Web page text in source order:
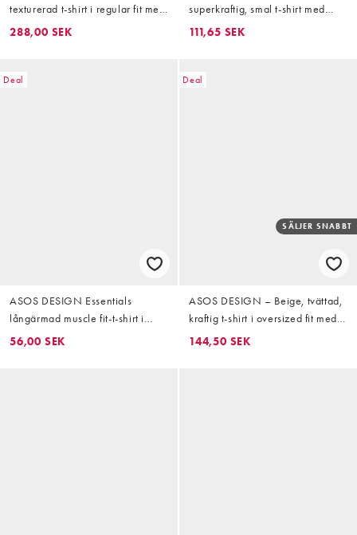
texturerad t-shirt i regular fit med
långa ärmar och henleykrage
288,00 SEK
superkraftig, smal t-shirt med
långa ärmar
111,65 SEK
Deal
ASOS DESIGN Essentials
långärmad muscle fit-t-shirt i
grönt
56,00 SEK
Deal
SÄLJER SNABBT
ASOS DESIGN – Beige, tvättad,
kraftig t-shirt i oversized fit med
boxig passform och långa ärmar
144,50 SEK